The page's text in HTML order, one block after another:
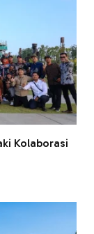
Kolaborasi